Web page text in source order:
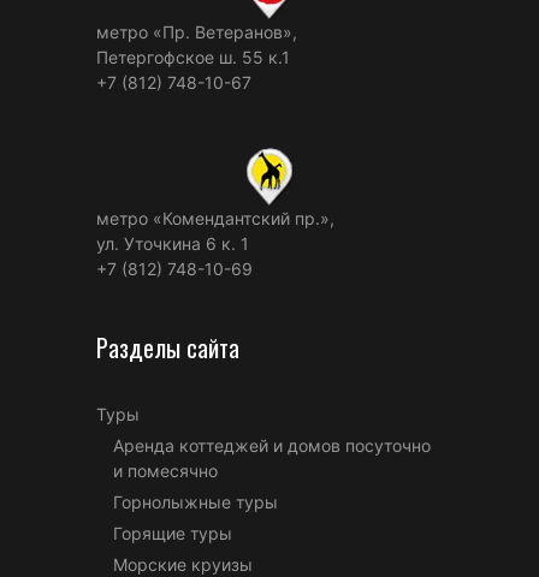
метро «Пр. Ветеранов»,
Петергофское ш. 55 к.1
+7 (812) 748-10-67
метро «Комендантский пр.»,
ул. Уточкина 6 к. 1
+7 (812) 748-10-69
Разделы сайта
Туры
Аренда коттеджей и домов посуточно
и помесячно
Горнолыжные туры
Горящие туры
Морские круизы